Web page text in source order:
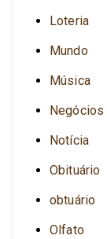
Loteria
Mundo
Música
Negócios
Notícia
Obituário
obtuário
Olfato